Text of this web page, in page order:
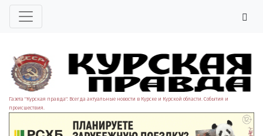
Газета "Курская правда". Всегда актуальные новости в Курске и Курской области. События и
происшествия.